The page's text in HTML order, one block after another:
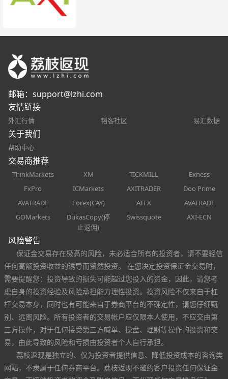
邮箱： support@lzhi.com
友情链接
外汇行情 韬客社区 易汇数据
关于我们
帮助中心
交易商推荐
ThinkMarkets XM TICKMILL
Exness
FxPro
ICMarkets AXITRADER
Doo Prime
AVATRADE
Forex(CAY) ATFX
AVATRADE
GOMarkets
DukasCopy(停
止返佣)
Swissquote AXI-ECN
风险警告
保证金交易存在极高的风险，未必适合所有的投资者，请不要轻信
任何高额投资收益的诱导而贸然投资。 在您决定投资保证金交易时，
需要提醒您：投资导致的损失可能超过您投入的资金，因此，请您考
虑自身的投资经验及风险承担能力理性投资。投资风险不仅来自于杠
杆交易本身，同时也有可能来自于券商平台的不确定性，请您仔细甄
别、远离风险。所有投资者的交易帐户应仅限本人使用，不应交由第
三方操作，对于任何接受第三方喊单、操盘、理财等操作的投资和交
易，由此导致的风险和亏损由投资者个人自行承担。
荔枝返现是独立的、仅为投资者提供信息、降低投资成本的咨询类
网站，不隶属于任何券商平台。荔枝返现不邀约客户投资任何保证金